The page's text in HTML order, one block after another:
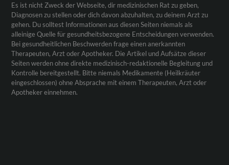
Es ist nicht Zweck der Webseite, dir medizinischen Rat zu geben,
Diagnosen zu stellen oder dich davon abzuhalten, zu deinem Arzt zu
gehen. Du solltest Informationen aus diesen Seiten niemals als
alleinige Quelle für gesundheitsbezogene Entscheidungen verwenden.
Bei gesundheitlichen Beschwerden frage einen anerkannten
Therapeuten, Arzt oder Apotheker. Die Artikel und Aufsätze dieser
Seiten werden ohne direkte medizinisch-redaktionelle Begleitung und
Kontrolle bereitgestellt. Bitte niemals Medikamente (Heilkräuter
eingeschlossen) ohne Absprache mit einem Therapeuten, Arzt oder
Apotheker einnehmen.